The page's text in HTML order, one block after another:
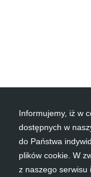
Informujemy, iż w
dostępnych w
do Państwa
plików cookie. W
z naszego serwisu
Jesteś tu:
KONTAKT